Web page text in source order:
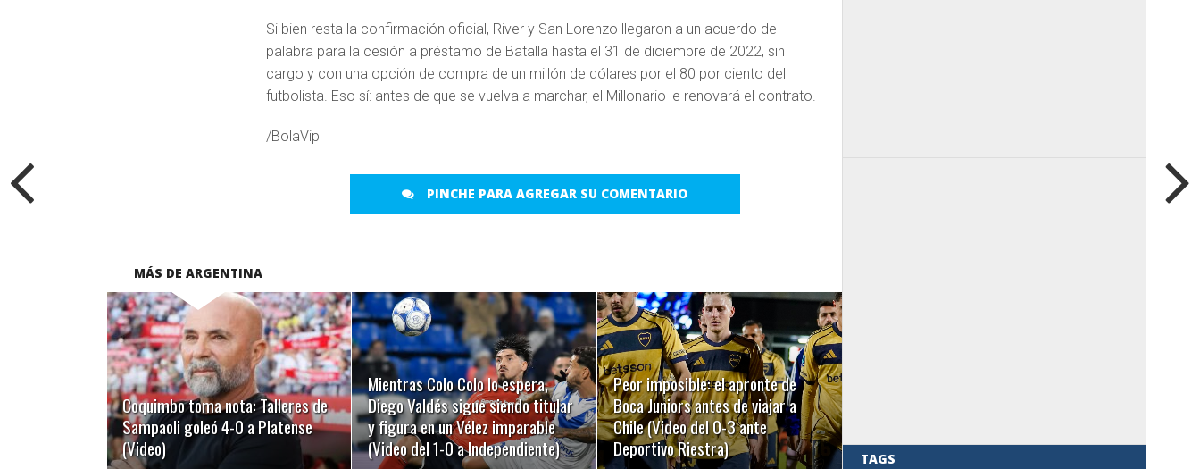
Si bien resta la confirmación oficial, River y San Lorenzo llegaron a un acuerdo de
palabra para la cesión a préstamo de Batalla hasta el 31 de diciembre de 2022, sin
cargo y con una opción de compra de un millón de dólares por el 80 por ciento del
futbolista. Eso sí: antes de que se vuelva a marchar, el Millonario le renovará el contrato.
/BolaVip
PINCHE PARA AGREGAR SU COMENTARIO
MÁS DE ARGENTINA
Coquimbo toma nota: Talleres de
Sampaoli goleó 4-0 a Platense
(Video)
LEER MÁS
Mientras Colo Colo lo espera,
Diego Valdés sigue siendo titular
y figura en un Vélez imparable
(Video del 1-0 a Independiente)
LEER MÁS
Peor imposible: el apronte de
Boca Juniors antes de viajar a
Chile (Video del 0-3 ante
Deportivo Riestra)
LEER MÁS
TAGS